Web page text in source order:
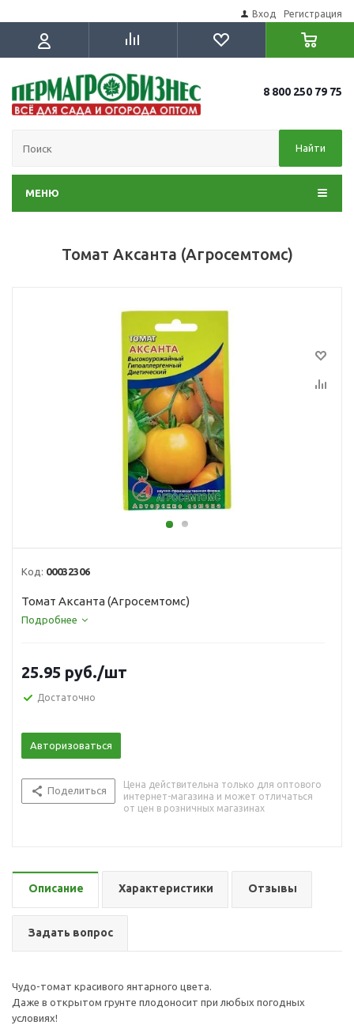
Вход Регистрация
8 800 250 79 75
Найти
МЕНЮ
Томат Аксанта (Агросемтомс)
Код: 00032306
Томат Аксанта (Агросемтомс)
Подробнее
25.95 руб./шт
Достаточно
Авторизоваться
Поделиться
Цена действительна только для оптового
интернет-магазина и может отличаться
от цен в розничных магазинах
Описание Характеристики Отзывы
Задать вопрос
Чудо-томат красивого янтарного цвета.
Даже в открытом грунте плодоносит при любых погодных
условиях!